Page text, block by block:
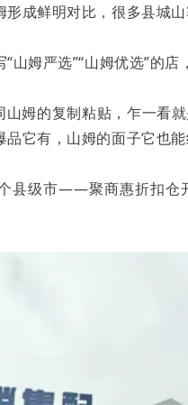
成鲜明对比，很多县城
山姆严选”“山姆优选”的店
山姆的复制粘贴，乍一
它有，山姆的面子它也能
县级市——聚商惠折扣仓